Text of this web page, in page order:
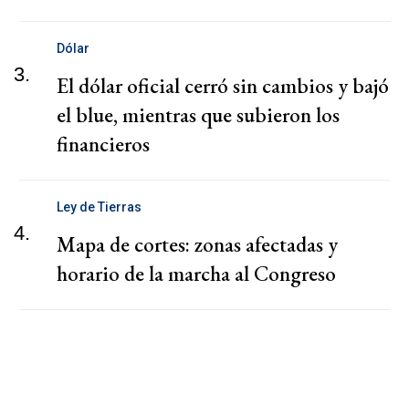
3.
Dólar
El dólar oficial cerró sin cambios y bajó
el blue, mientras que subieron los
financieros
4.
Ley de Tierras
Mapa de cortes: zonas afectadas y
horario de la marcha al Congreso